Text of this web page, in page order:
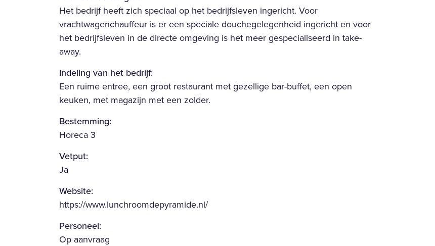
Het bedrijf heeft zich speciaal op het bedrijfsleven ingericht. Voor
vrachtwagenchauffeur is er een speciale douchegelegenheid ingericht en voor
het bedrijfsleven in de directe omgeving is het meer gespecialiseerd in take-
away.
Indeling van het bedrijf:
Een ruime entree, een groot restaurant met gezellige bar-buffet, een open
keuken, met magazijn met een zolder.
Bestemming:
Horeca 3
Vetput:
Ja
Website:
https://www.lunchroomdepyramide.nl/
Personeel:
Op aanvraag